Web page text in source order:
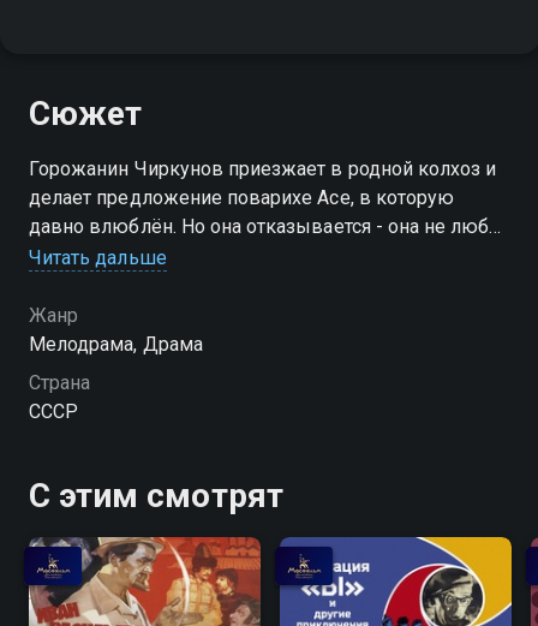
Сюжет
Горожанин Чиркунов приезжает в родной колхоз и
делает предложение поварихе Асе, в которую
давно влюблён. Но она отказывается - она не любит
Чиркунова, а любит шофёра Степана и ждёт от него
равнодушен…
Читать дальше
Жанр
Мелодрама, Драма
Страна
СССР
С этим смотрят